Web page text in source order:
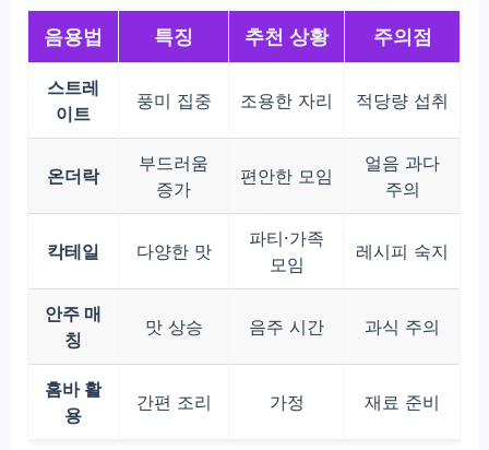
음용법 특징 추천 상황 주의점
스트레
이트
풍미 집중 조용한 자리 적당량 섭취
온더락
부드러움
증가
편안한 모임
얼음 과다
주의
칵테일 다양한 맛
파티·가족
모임
레시피 숙지
안주 매
칭
맛 상승 음주 시간 과식 주의
홈바 활
용
간편 조리 가정 재료 준비